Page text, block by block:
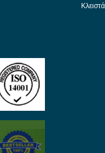
Κλειστά